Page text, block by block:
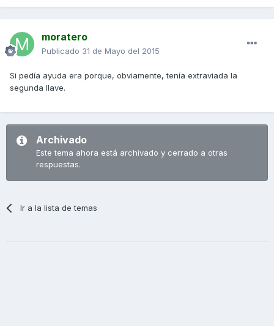
moratero
Publicado 31 de Mayo del 2015
Si pedía ayuda era porque, obviamente, tenía extraviada la
segunda llave.
Archivado
Este tema ahora está archivado y cerrado a otras
respuestas.
Ir a la lista de temas